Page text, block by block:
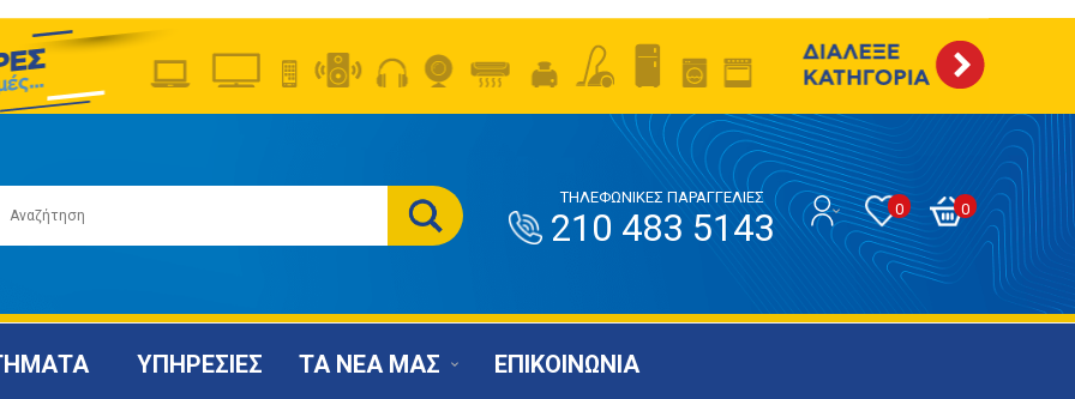
0
0
ΤΗΛΕΦΩΝΙΚΕΣ ΠΑΡΑΓΓΕΛΙΕΣ
210 483 5143
ΥΠΗΡΕΣΙΕΣ ΤΑ ΝΕΑ ΜΑΣ ΕΠΙΚΟΙΝΩΝΙΑ